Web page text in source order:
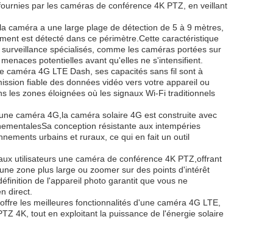
par les caméras de conférence 4K PTZ, en veillant
caméra a une large plage de détection de 5 à 9 mètres,
est détecté dans ce périmètre.Cette caractéristique
spécialisés, comme les caméras portées sur
potentielles avant qu'elles ne s'intensifient.
4G LTE Dash, ses capacités sans fil sont à
fiable des données vidéo vers votre appareil ou
les zones éloignées où les signaux Wi-Fi traditionnels
caméra 4G,la caméra solaire 4G est construite avec
conception résistante aux intempéries
urbains et ruraux, ce qui en fait un outil
utilisateurs une caméra de conférence 4K PTZ,offrant
zone plus large ou zoomer sur des points d'intérêt
de l'appareil photo garantit que vous ne
direct.
les meilleures fonctionnalités d'une caméra 4G LTE,
4K, tout en exploitant la puissance de l'énergie solaire